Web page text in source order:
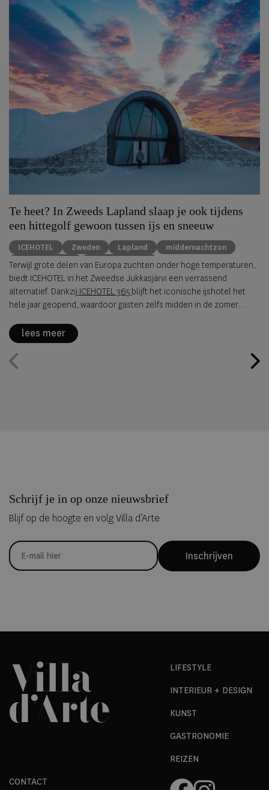
Te heet? In Zweeds Lapland slaap je ook tijdens
een hittegolf gewoon tussen ijs en sneeuw
ICEHOTEL Zweden Lapland
middernachtzon
summer travel
Arctische reizen
Terwijl grote delen van Europa zuchten onder hoge temperaturen,
biedt ICEHOTEL in het Zweedse Jukkasjärvi een verrassend
alternatief. Dankzij ICEHOTEL 365 blijft het iconische ijshotel het
hele jaar geopend, waardoor gasten zelfs midden in de zomer
lees meer
Schrijf je in op onze nieuwsbrief
Blijf op de hoogte en volg Villa d’Arte
Inschrijven
LIFESTYLE
INTERIEUR + DESIGN
KUNST
GASTRONOMIE
REIZEN
CONTACT